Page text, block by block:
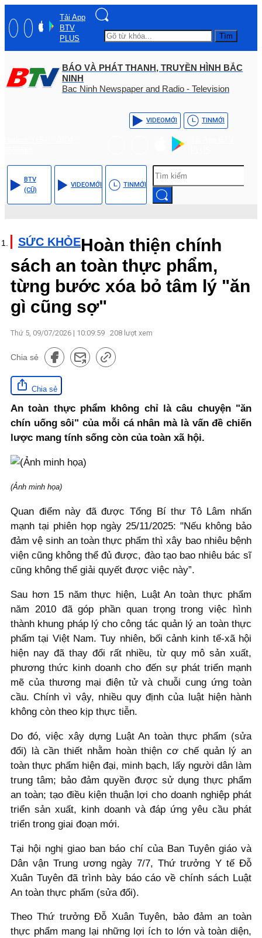
Tải App
BTV
PLUS
Tìm
BÁO VÀ PHÁT THANH, TRUYỀN HÌNH BẮC
NINH
Bac Ninh Newspaper and Radio - Television
VIDEOMỚI TINMỚI
BTV
(CŨ)
VIDEOMỚI TINMỚI
SỨC KHỎEHoàn thiện chính
sách an toàn thực phẩm,
từng bước xóa bỏ tâm lý "ăn
gì cũng sợ"
Thứ 5, 09/07/2026 | 10:09:59 208 lượt xem
Chia sẻ
Chia sẻ
An toàn thực phẩm không chỉ là câu chuyện "ăn
chín uống sôi" của mỗi cá nhân mà là vấn đề chiến
lược mang tính sống còn của toàn xã hội.
(Ảnh minh họa)
Quan điểm này đã được Tổng Bí thư Tô Lâm nhấn
mạnh tại phiên họp ngày 25/11/2025: "Nếu không bảo
đảm vệ sinh an toàn thực phẩm thì xây bao nhiêu bệnh
viện cũng không thể đủ được, đào tạo bao nhiêu bác sĩ
cũng không thể giải quyết được việc này”.
Sau hơn 15 năm thực hiện, Luật An toàn thực phẩm
năm 2010 đã góp phần quan trọng trong việc hình
thành khung pháp lý cho công tác quản lý an toàn thực
phẩm tại Việt Nam. Tuy nhiên, bối cảnh kinh tế-xã hội
hiện nay đã thay đổi rất nhiều, từ quy mô sản xuất,
phương thức kinh doanh cho đến sự phát triển mạnh
mẽ của thương mại điện tử và chuỗi cung ứng toàn
cầu. Chính vì vậy, nhiều quy định của luật hiện hành
không còn theo kịp thực tiễn.
Do đó, việc xây dựng Luật An toàn thực phẩm (sửa
đổi) là cần thiết nhằm hoàn thiện cơ chế quản lý an
toàn thực phẩm hiện đại, minh bạch, lấy người dân làm
trung tâm; bảo đảm quyền được sử dụng thực phẩm
an toàn; tạo điều kiện thuận lợi cho doanh nghiệp phát
triển sản xuất, kinh doanh và đáp ứng yêu cầu phát
triển trong giai đoạn mới.
Tại hội nghị giao ban báo chí của Ban Tuyên giáo và
Dân vận Trung ương ngày 7/7, Thứ trưởng Y tế Đỗ
Xuân Tuyên đã trình bày báo cáo về chính sách Luật
An toàn thực phẩm (sửa đổi).
Theo Thứ trưởng Đỗ Xuân Tuyên, bảo đảm an toàn
thực phẩm mang lại những lợi ích to lớn và toàn diện,